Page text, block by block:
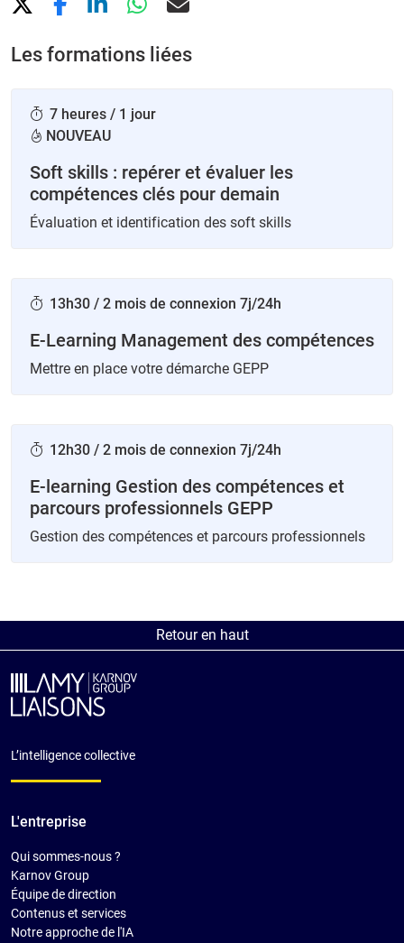
Les formations liées
7 heures / 1 jour
NOUVEAU
Soft skills : repérer et évaluer les
compétences clés pour demain
Évaluation et identification des soft skills
13h30 / 2 mois de connexion 7j/24h
E-Learning Management des compétences
Mettre en place votre démarche GEPP
12h30 / 2 mois de connexion 7j/24h
E-learning Gestion des compétences et
parcours professionnels GEPP
Gestion des compétences et parcours professionnels
Retour en haut
L’intelligence collective
L'entreprise
Qui sommes-nous ?
Karnov Group
Équipe de direction
Contenus et services
Notre approche de l'IA